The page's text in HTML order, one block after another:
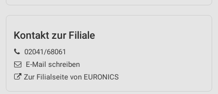
Kontakt zur Filiale
02041/68061
E-Mail schreiben
Zur Filialseite von EURONICS